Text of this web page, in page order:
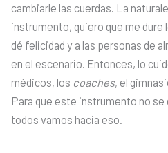
cambiarle las cuerdas. La
instrumento, quiero que me dure
dé felicidad y a las personas de
en el escenario. Entonces, lo
médicos, los coaches, el
Para que este instrumento no
todos vamos hacia eso.